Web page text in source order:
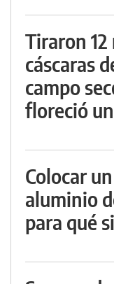
Tiraron
cáscaras
campo
floreció
Colocar
aluminio
para qué